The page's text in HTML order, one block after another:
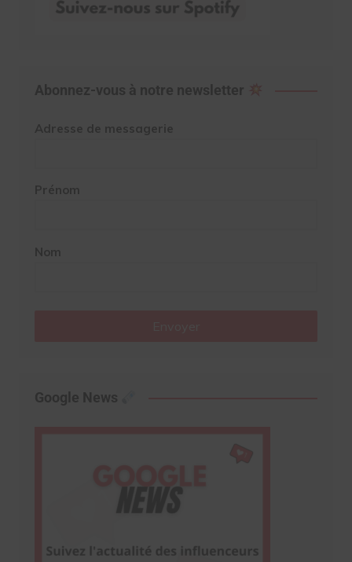
Abonnez-vous à notre newsletter
Adresse de messagerie
Prénom
Nom
Google News